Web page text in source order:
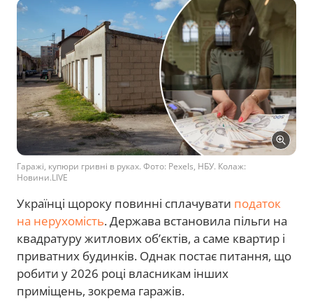
Гаражі, купюри гривні в руках. Фото: Pexels, НБУ. Колаж:
Новини.LIVE
Українці щороку повинні сплачувати податок
на нерухомість. Держава встановила пільги на
квадратуру житлових об’єктів, а саме квартир і
приватних будинків. Однак постає питання, що
робити у 2026 році власникам інших
приміщень, зокрема гаражів.